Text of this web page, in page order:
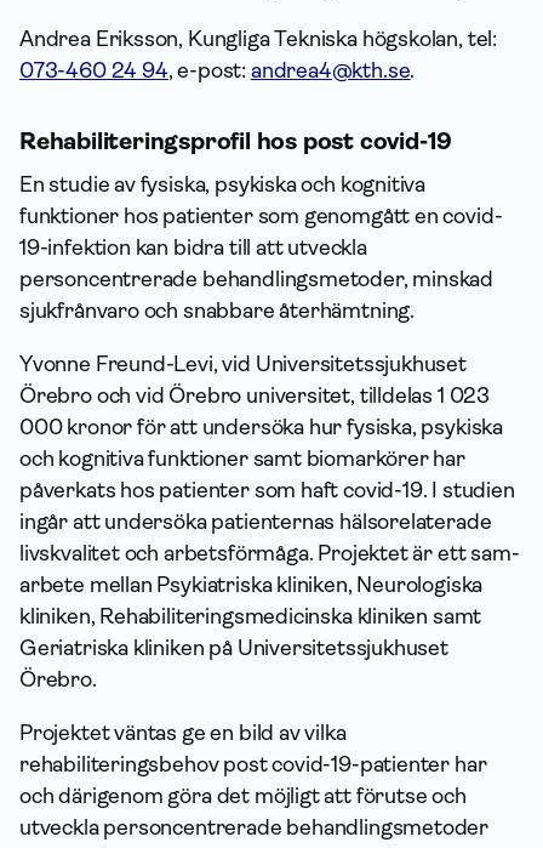
Andrea Eriksson, Kungliga Tekniska högskolan, tel:
073-460 24 94, e-post: andrea4@kth.se.
Rehabiliteringsprofil hos post covid-19
En studie av fysiska, psykiska och kognitiva
funktioner hos patienter som genomgått en covid-
19-infektion kan bidra till att utveckla
personcentrerade behandlingsmetoder, minskad
sjukfrånvaro och snabbare återhämtning.
Yvonne Freund-Levi, vid Universitetssjukhuset
Örebro och vid Örebro universitet, tilldelas 1 023
000 kronor för att undersöka hur fysiska, psykiska
och kognitiva funktioner samt biomarkörer har
påverkats hos patienter som haft covid-19. I studien
ingår att undersöka patienternas hälsorelaterade
livskvalitet och arbetsförmåga. Projektet är ett sam­
arbete mellan Psykiatriska kliniken, Neurologiska
kliniken, Rehabiliteringsmedicinska kliniken samt
Geriatriska kliniken på Universitetssjukhuset
Örebro.
Projektet väntas ge en bild av vilka
rehabiliteringsbehov post covid-19-patienter har
och därigenom göra det möjligt att förutse och
utveckla personcentrerade behandlingsmetoder